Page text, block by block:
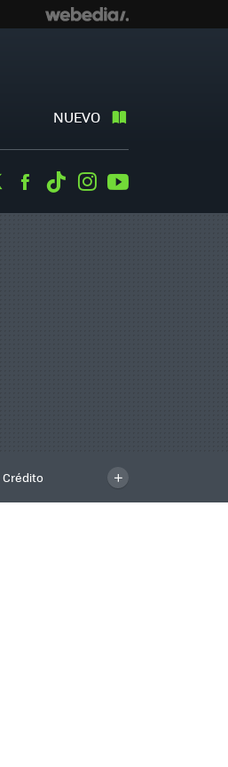
NUEVO
TwitterFacebook
TiktokInstagram
Crédito